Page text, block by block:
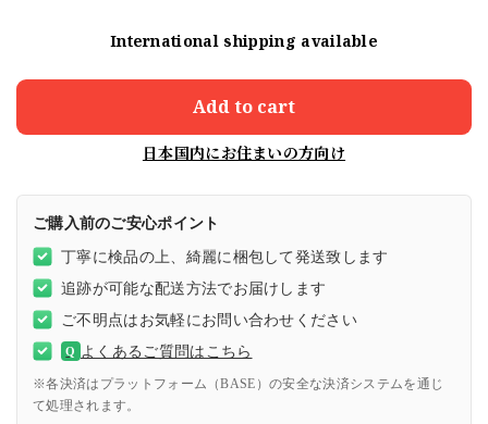
International shipping available
Add to cart
日本国内にお住まいの方向け
ご購入前のご安心ポイント
丁寧に検品の上、綺麗に梱包して発送致します
追跡が可能な配送方法でお届けします
ご不明点はお気軽にお問い合わせください
Q よくあるご質問はこちら
※各決済はプラットフォーム（BASE）の安全な決済システムを通じ
て処理されます。